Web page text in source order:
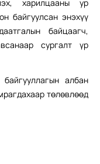
харилцааны ур
байгуулсан энэхүү
байцаагч,
сургалт үр
албан
төлөвлөөд